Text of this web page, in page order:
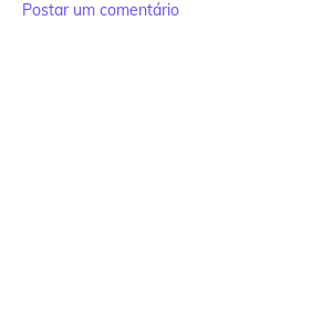
Postar um comentário